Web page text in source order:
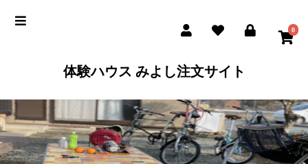
0
体験ハウス みよし注文サイト